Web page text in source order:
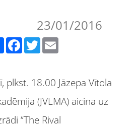
23/01/2016
Facebook Twitter
plkst. 18.00 Jāzepa Vītola
(JVLMA) aicina uz
“The Rival